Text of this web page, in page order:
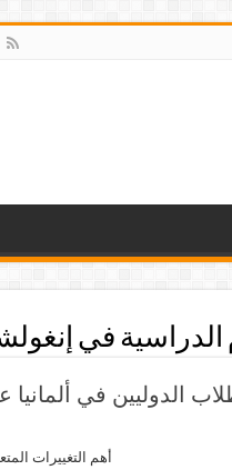
في
الدوليين في ألمانيا عام
أهم التغييرات